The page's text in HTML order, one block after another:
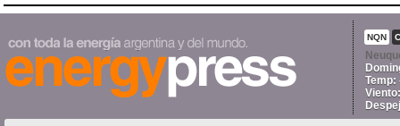
NQN
Temp: